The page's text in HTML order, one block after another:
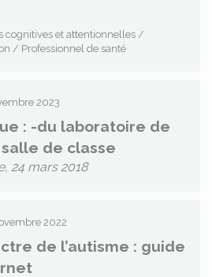
cognitives et attentionnelles /
/ Professionnel de santé
2023
: -du laboratoire de
de classe
24 mars 2018
2022
de l’autisme : guide